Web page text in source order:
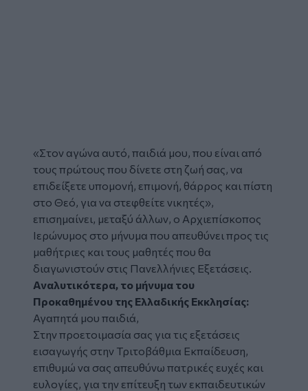
«Στον αγώνα αυτό, παιδιά μου, που είναι από
τους πρώτους που δίνετε στη ζωή σας, να
επιδείξετε υπομονή, επιμονή, θάρρος και πίστη
στο Θεό, για να στεφθείτε νικητές»,
επισημαίνει, μεταξύ άλλων, ο Αρχιεπίσκοπος
Ιερώνυμος στο μήνυμα που απευθύνει προς τις
μαθήτριες και τους μαθητές που θα
διαγωνιστούν στις Πανελλήνιες Εξετάσεις.
Αναλυτικότερα, το μήνυμα του
Προκαθημένου της Ελλαδικής Εκκλησίας:
Αγαπητά μου παιδιά,
Στην προετοιμασία σας για τις εξετάσεις
εισαγωγής στην Τριτοβάθμια Εκπαίδευση,
επιθυμώ να σας απευθύνω πατρικές ευχές και
ευλογίες, για την επίτευξη των εκπαιδευτικών